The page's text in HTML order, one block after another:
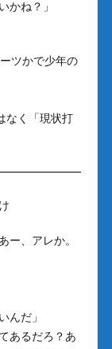
かね？」
ツかで少年の
なく「現状打
ー、アレか。
んだ」
あるだろ？あ